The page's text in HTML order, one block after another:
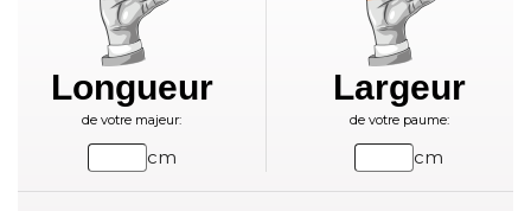
Longueur
de votre majeur:
cm
Largeur
de votre paume:
cm